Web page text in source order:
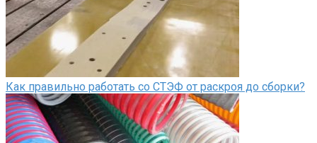
Как правильно работать со СТЭФ от раскроя до сборки?